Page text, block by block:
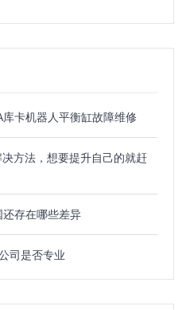
卡机器人平衡缸故障维修
方法，想要提升自己的就赶
存在哪些差异
司是否专业